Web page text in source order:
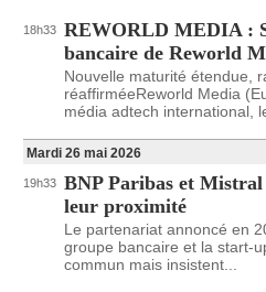
18h33 REWORLD MEDIA :
bancaire de Reworld
Nouvelle maturité étendue,
réaffirméeReworld Media
média adtech international,
Mardi 26 mai 2026
19h33 BNP Paribas et
leur proximité
Le partenariat annoncé en
groupe bancaire et la start-
commun mais insistent...